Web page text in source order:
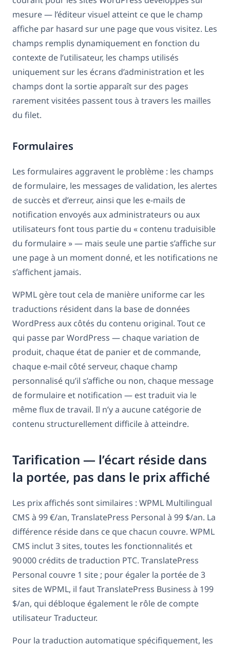
mesure — l’éditeur visuel atteint ce que le champ
affiche par hasard sur une page que vous visitez. Les
champs remplis dynamiquement en fonction du
contexte de l’utilisateur, les champs utilisés
uniquement sur les écrans d’administration et les
champs dont la sortie apparaît sur des pages
rarement visitées passent tous à travers les mailles
du filet.
Formulaires
Les formulaires aggravent le problème : les champs
de formulaire, les messages de validation, les alertes
de succès et d’erreur, ainsi que les e-mails de
notification envoyés aux administrateurs ou aux
utilisateurs font tous partie du « contenu traduisible
du formulaire » — mais seule une partie s’affiche sur
une page à un moment donné, et les notifications ne
s’affichent jamais.
WPML gère tout cela de manière uniforme car les
traductions résident dans la base de données
WordPress aux côtés du contenu original. Tout ce
qui passe par WordPress — chaque variation de
produit, chaque état de panier et de commande,
chaque e-mail côté serveur, chaque champ
personnalisé qu’il s’affiche ou non, chaque message
de formulaire et notification — est traduit via le
même flux de travail. Il n’y a aucune catégorie de
contenu structurellement difficile à atteindre.
Tarification — l’écart réside dans
la portée, pas dans le prix affiché
Les prix affichés sont similaires : WPML Multilingual
CMS à 99 €/an, TranslatePress Personal à 99 $/an. La
différence réside dans ce que chacun couvre. WPML
CMS inclut 3 sites, toutes les fonctionnalités et
90 000 crédits de traduction PTC. TranslatePress
Personal couvre 1 site ; pour égaler la portée de 3
sites de WPML, il faut TranslatePress Business à 199
$/an, qui débloque également le rôle de compte
utilisateur Traducteur.
Pour la traduction automatique spécifiquement, les